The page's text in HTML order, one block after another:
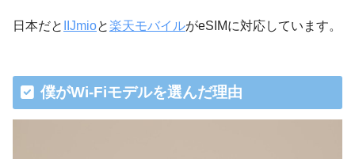
日本だと IIJmioと楽天モバイルがeSIMに対応しています。
僕がWi-Fiモデルを選んだ理由